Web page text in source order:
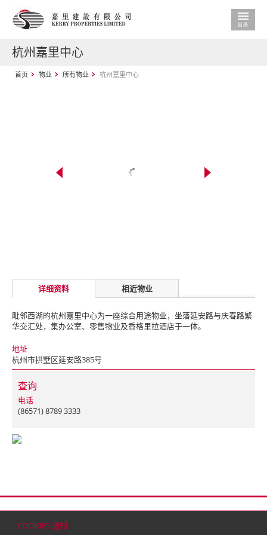
COOKIES 通知
杭州嘉里中心
首页 物业 所有物业 杭州嘉里中心
详细资料 相近物业
毗邻西湖的杭州嘉里中心为一座综合用途物业，坐落延安路与庆春路繁
华交汇处，集办公室、零售物业及香格里拉酒店于一体。
地址
杭州市拱墅区延安路385号
查询
电话
(86571) 8789 3333
© 2026 嘉里建设有限公司 (于百慕达注册成立之有限公司)